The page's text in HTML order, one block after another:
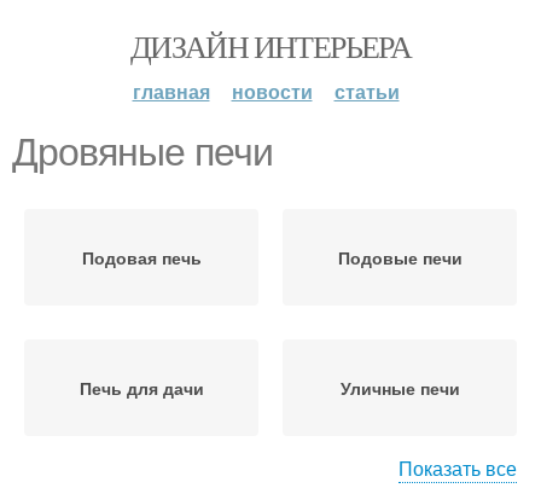
ДИЗАЙН ИНТЕРЬЕРА
главная новости статьи
Дровяные печи
Подовая печь Подовые печи
Печь для дачи Уличные печи
Показать все